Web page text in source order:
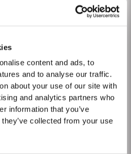
content and ads, to
and to analyse our traffic.
about your use of our site with
and analytics partners who
information that you’ve
collected from your use
del Douro. Las variedades
(Semillon), Codega, Esgana Cão,
el 7 de enero, el invierno y la
y secos. Temperaturas más altas que lo
precoz y el cuajado de la fruta en todas